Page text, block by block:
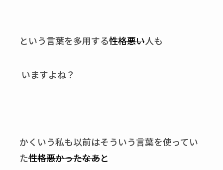
という言葉を多用する性格悪い人も
いますよね？
かくいう私も以前はそういう言葉を使ってい
た性格悪かったなあと